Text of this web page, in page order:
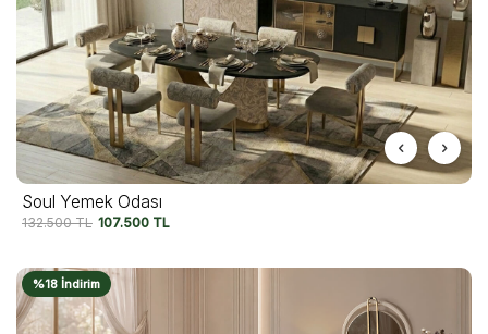
Soul Yemek Odası
132.500TL 107.500 TL
%18 İndirim